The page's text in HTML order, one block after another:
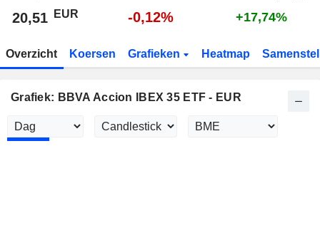
20,51 EUR -0,12% +17,74%
Overzicht Koersen Grafieken Heatmap
Grafiek: BBVA Accion IBEX 35 ETF - EUR